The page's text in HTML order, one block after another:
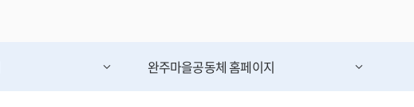
완주마을공동체홈페이지